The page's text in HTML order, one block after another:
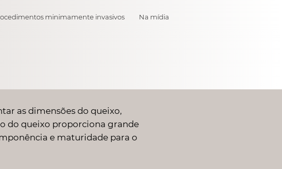
minimamente invasivos Na mídia
as dimensões do queixo,
do queixo proporciona grande
e maturidade para o